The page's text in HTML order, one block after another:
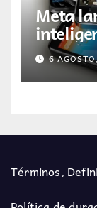
Meta
6
Términos,